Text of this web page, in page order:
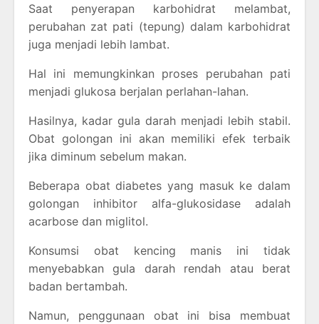
Saat penyerapan karbohidrat melambat,
perubahan zat pati (tepung) dalam karbohidrat
juga menjadi lebih lambat.
Hal ini memungkinkan proses perubahan pati
menjadi glukosa berjalan perlahan-lahan.
Hasilnya, kadar gula darah menjadi lebih stabil.
Obat golongan ini akan memiliki efek terbaik
jika diminum sebelum makan.
Beberapa obat diabetes yang masuk ke dalam
golongan inhibitor alfa-glukosidase adalah
acarbose dan miglitol.
Konsumsi obat kencing manis ini tidak
menyebabkan gula darah rendah atau berat
badan bertambah.
Namun, penggunaan obat ini bisa membuat